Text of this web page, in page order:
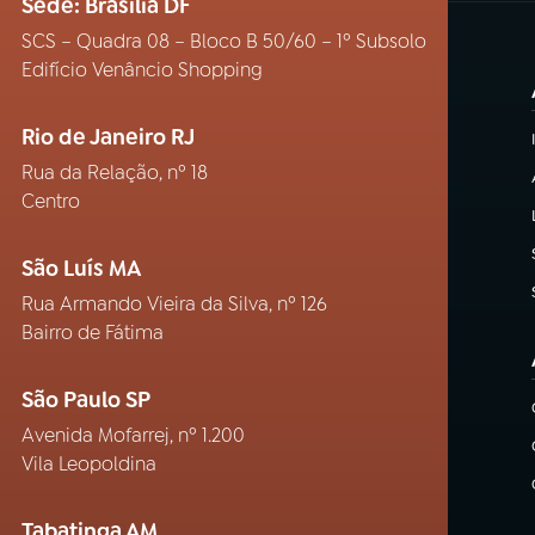
Sede: Brasília DF
SCS – Quadra 08 – Bloco B 50/60 – 1º Subsolo
Edifício Venâncio Shopping
Rio de Janeiro RJ
Rua da Relação, nº 18
Centro
São Luís MA
Rua Armando Vieira da Silva, nº 126
Bairro de Fátima
São Paulo SP
Avenida Mofarrej, nº 1.200
Vila Leopoldina